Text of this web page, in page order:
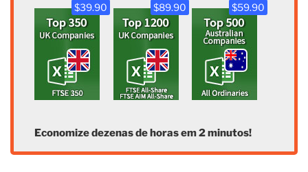
$39.90 $89.90 $59.90
Economize dezenas de horas em 2 minutos!